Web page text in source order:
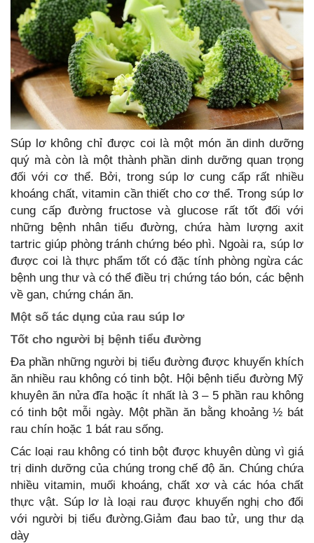
Súp lơ không chỉ được coi là một món ăn dinh dưỡng
quý mà còn là một thành phần dinh dưỡng quan trọng
đối với cơ thể. Bởi, trong súp lơ cung cấp rất nhiều
khoáng chất, vitamin cần thiết cho cơ thể. Trong súp lơ
cung cấp đường fructose và glucose rất tốt đối với
những bệnh nhân tiểu đường, chứa hàm lượng axit
tartric giúp phòng tránh chứng béo phì. Ngoài ra, súp lơ
được coi là thực phẩm tốt có đặc tính phòng ngừa các
bệnh ung thư và có thể điều trị chứng táo bón, các bệnh
về gan, chứng chán ăn.
Một số tác dụng của rau súp lơ
Tốt cho người bị bệnh tiểu đường
Đa phần những người bị tiểu đường được khuyến khích
ăn nhiều rau không có tinh bột. Hội bệnh tiểu đường Mỹ
khuyên ăn nửa đĩa hoặc ít nhất là 3 – 5 phần rau không
có tinh bột mỗi ngày. Một phần ăn bằng khoảng ½ bát
rau chín hoặc 1 bát rau sống.
Các loại rau không có tinh bột được khuyên dùng vì giá
trị dinh dưỡng của chúng trong chế độ ăn. Chúng chứa
nhiều vitamin, muối khoáng, chất xơ và các hóa chất
thực vật. Súp lơ là loại rau được khuyến nghị cho đối
với người bị tiểu đường.Giảm đau bao tử, ung thư dạ
dày